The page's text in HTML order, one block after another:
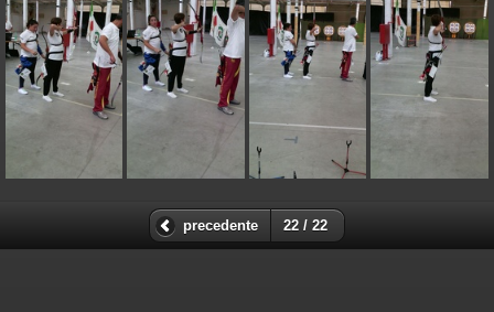
precedente 22 / 22